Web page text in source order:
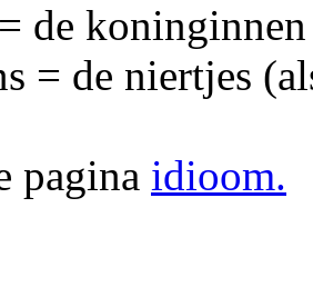
de
= de niertjes
pagina idioom.